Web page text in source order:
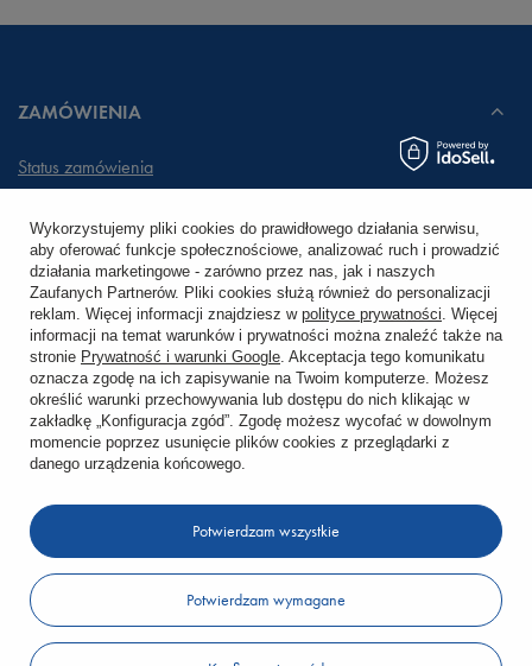
ZAMÓWIENIA
Status zamówienia
Chcę zareklamować produkt
Chcę zwrócić produkt
Chcę wymienić towar
KONTO
KONTAKT
W sklepie prezentujemy ceny brutto (z VAT).
Wykorzystujemy pliki cookies do prawidłowego działania serwisu,
aby oferować funkcje społecznościowe, analizować ruch i prowadzić
działania marketingowe - zarówno przez nas, jak i naszych
Zaufanych Partnerów. Pliki cookies służą również do personalizacji
reklam. Więcej informacji znajdziesz w polityce prywatności. Więcej
informacji na temat warunków i prywatności można znaleźć także na
stronie Prywatność i warunki Google. Akceptacja tego komunikatu
oznacza zgodę na ich zapisywanie na Twoim komputerze. Możesz
określić warunki przechowywania lub dostępu do nich klikając w
zakładkę „Konfiguracja zgód”. Zgodę możesz wycofać w dowolnym
momencie poprzez usunięcie plików cookies z przeglądarki z
danego urządzenia końcowego.
Potwierdzam wymagane
Potwierdzam wszystkie